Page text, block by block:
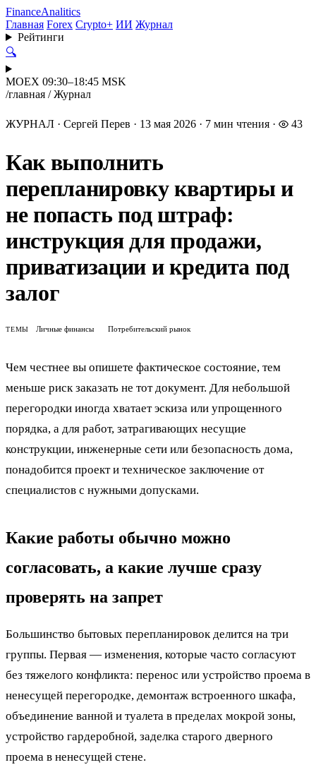
FinanceAnalitics
Главная Forex Crypto+ ИИ Журнал
Рейтинги
🔍
MOEX 09:30–18:45 MSK
/главная / Журнал
ЖУРНАЛ · Сергей Перев · 13 мая 2026 · 7 мин чтения · 43
Как выполнить
перепланировку квартиры и
не попасть под штраф:
инструкция для продажи,
приватизации и кредита под
залог
ТЕМЫ Личные финансы Потребительский рынок
Чем честнее вы опишете фактическое состояние, тем
меньше риск заказать не тот документ. Для небольшой
перегородки иногда хватает эскиза или упрощенного
порядка, а для работ, затрагивающих несущие
конструкции, инженерные сети или безопасность дома,
понадобится проект и техническое заключение от
специалистов с нужными допусками.
Какие работы обычно можно
согласовать, а какие лучше сразу
проверять на запрет
Большинство бытовых перепланировок делится на три
группы. Первая — изменения, которые часто согласуют
без тяжелого конфликта: перенос или устройство проема в
ненесущей перегородке, демонтаж встроенного шкафа,
объединение ванной и туалета в пределах мокрой зоны,
устройство гардеробной, заделка старого дверного
проема в ненесущей стене.